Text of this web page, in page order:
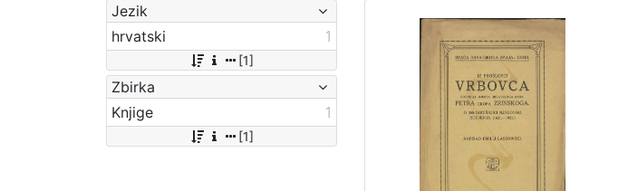
Jezik
hrvatski
1
[1]
Zbirka
Knjige
1
[1]